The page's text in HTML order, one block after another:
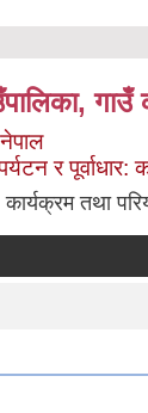
गाउँ
पर्यटन र
कार्यक्रम तथा